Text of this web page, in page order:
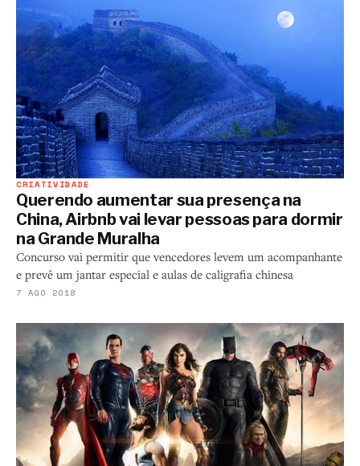
CRIATIVIDADE
Querendo aumentar sua presença na
China, Airbnb vai levar pessoas para dormir
na Grande Muralha
Concurso vai permitir que vencedores levem um acompanhante
e prevê um jantar especial e aulas de caligrafia chinesa
7 AGO 2018